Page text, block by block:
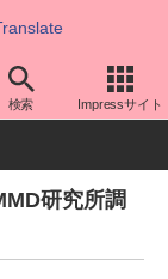
検索 Impressサイト
研究所調